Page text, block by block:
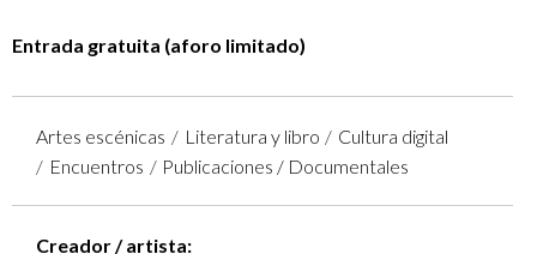
Entrada gratuita (aforo limitado)
Artes escénicas Literatura y libro
Cultura digital
Encuentros
Publicaciones / Documentales
Creador / artista: